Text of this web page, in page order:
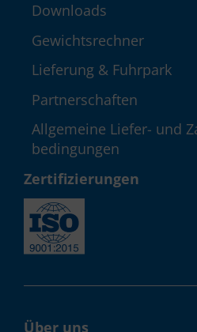
Down­loads
Gewichts­rechner
Lieferung & Fuhrpark
Partner­schaften
Allgemeine Liefer- und
bedingungen
Zerti­fizie­rungen
Über uns